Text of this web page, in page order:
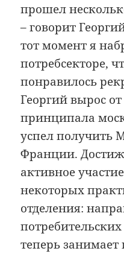
прошел
– говорит
тот момент я
потребсекторе,
понравилось
Георгий вырос
принципала
успел получить
Франции.
активное
некоторых
отделения:
теперь занимает